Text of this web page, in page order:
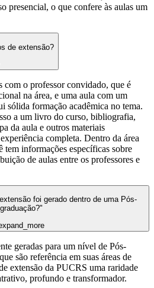
presencial, o que confere às aulas um
de extensão?
com o professor convidado, que é
na área, e uma aula com um
sólida formação acadêmica no tema.
a um livro do curso, bibliografia,
da aula e outros materiais
completa. Dentro da área
tem informações específicas sobre
de aulas entre os professores e
foi gerado dentro de uma Pós-
graduação?"
geradas para um nível de Pós-
são referência em suas áreas de
extensão da PUCRS uma raridade
profundo e transformador.